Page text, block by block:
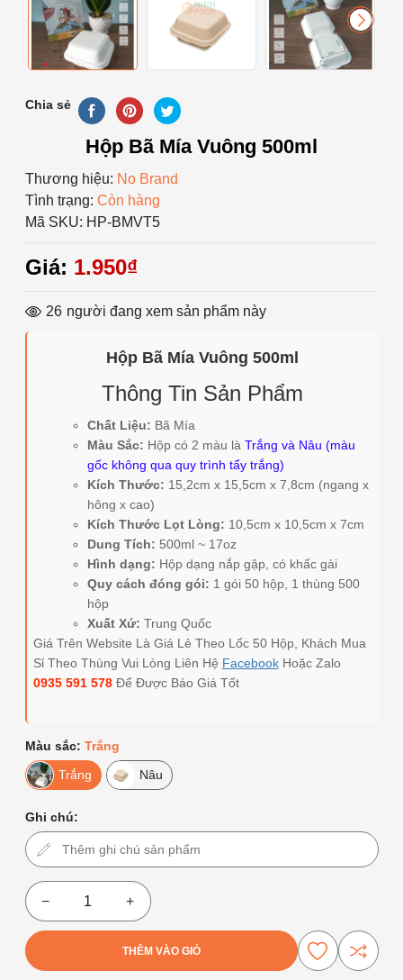
Chia sẻ
Hộp Bã Mía Vuông 500ml
Thương hiệu: No Brand
Tình trạng: Còn hàng
Mã SKU: HP-BMVT5
Giá: 1.950₫
26 người đang xem sản phẩm này
Hộp Bã Mía Vuông 500ml
Thông Tin Sản Phẩm
Chất Liệu: Bã Mía
Màu Sắc: Hộp có 2 màu là Trắng và Nâu (màu
gốc không qua quy trình tẩy trắng)
Kích Thước: 15,2cm x 15,5cm x 7,8cm (ngang x
hông x cao)
Kích Thước Lọt Lòng: 10,5cm x 10,5cm x 7cm
Dung Tích: 500ml ~ 17oz
Hình dạng: Hộp dạng nắp gập, có khấc gài
Quy cách đóng gói: 1 gói 50 hộp, 1 thùng 500
hộp
Xuất Xứ: Trung Quốc
Giá Trên Website Là Giá Lẻ Theo Lốc 50 Hộp, Khách Mua
Sỉ Theo Thùng Vui Lòng Liên Hệ FacebookHoặc Zalo
0935 591 578Để Được Báo Giá Tốt
Màu sắc: Trắng
Trắng
Nâu
Ghi chú:
− +
THÊM VÀO GIỎ